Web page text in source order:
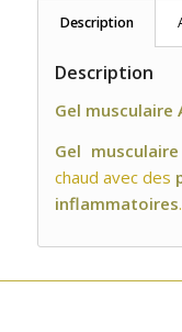
Description
Description
Gel musculaire
Gel
chaud avec des
inflammatoires.